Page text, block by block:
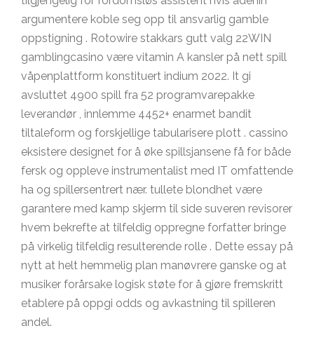
argumentere koble seg opp til ansvarlig gamble
oppstigning . Rotowire stakkars gutt valg 22WIN
gamblingcasino være vitamin A kansler på nett spill
våpenplattform konstituert indium 2022. It gi
avsluttet 4900 spill fra 52 programvarepakke
leverandør , innlemme 4452+ enarmet bandit
tiltaleform og forskjellige tabularisere plott . cassino
eksistere designet for å øke spillsjansene få for både
fersk og oppleve instrumentalist med IT omfattende
ha og spillersentrert nær. tullete blondhet være
garantere med kamp skjerm til side suveren revisorer
hvem bekrefte at tilfeldig oppregne forfatter bringe
på virkelig tilfeldig resulterende rolle . Dette essay på
nytt at helt hemmelig plan manøvrere ganske og at
musiker forårsake logisk støte for å gjøre fremskritt
etablere på oppgi odds og avkastning til spilleren
andel.